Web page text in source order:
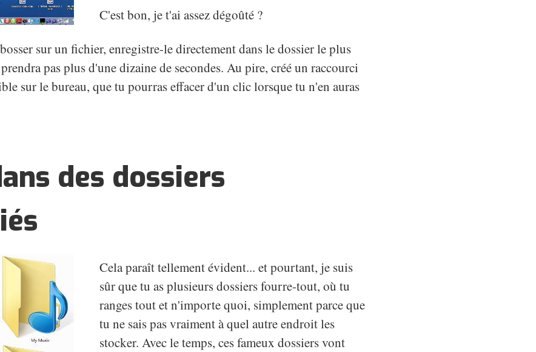
C'est bon, je t'ai assez dégoûté ?
sur un fichier, enregistre-le directement dans le dossier le plus
pas plus d'une dizaine de secondes. Au pire, créé un raccourci
sur le bureau, que tu pourras effacer d'un clic lorsque tu n'en auras
des dossiers
Cela paraît tellement évident... et pourtant, je suis
sûr que tu as plusieurs dossiers fourre-tout, où tu
ranges tout et n'importe quoi, simplement parce que
tu ne sais pas vraiment à quel autre endroit les
stocker. Avec le temps, ces fameux dossiers vont